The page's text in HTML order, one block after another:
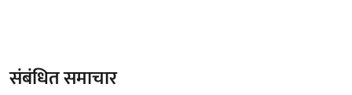
संबंधित समाचार